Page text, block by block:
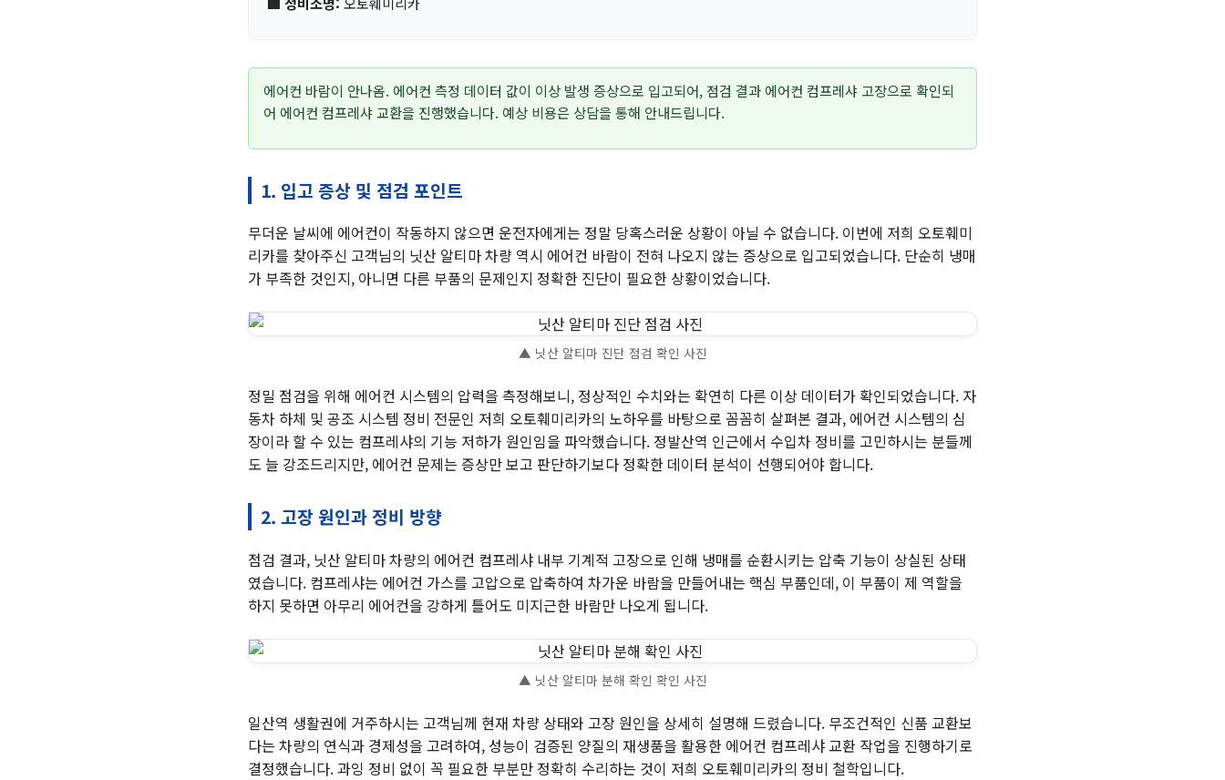
에어컨 바람이 안나옴. 에어컨 측정 데이터 값이 이상 발생 증상으로 입고되어, 점검 결과 에어컨 컴프레샤 고장으로 확인되
어 에어컨 컴프레샤 교환을 진행했습니다. 예상 비용은 상담을 통해 안내드립니다.
1. 입고 증상 및 점검 포인트
무더운 날씨에 에어컨이 작동하지 않으면 운전자에게는 정말 당혹스러운 상황이 아닐 수 없습니다. 이번에 저희 오토훼미
리카를 찾아주신 고객님의 닛산 알티마 차량 역시 에어컨 바람이 전혀 나오지 않는 증상으로 입고되었습니다. 단순히 냉매
가 부족한 것인지, 아니면 다른 부품의 문제인지 정확한 진단이 필요한 상황이었습니다.
▲ 닛산 알티마 진단 점검 확인 사진
정밀 점검을 위해 에어컨 시스템의 압력을 측정해보니, 정상적인 수치와는 확연히 다른 이상 데이터가 확인되었습니다. 자
동차 하체 및 공조 시스템 정비 전문인 저희 오토훼미리카의 노하우를 바탕으로 꼼꼼히 살펴본 결과, 에어컨 시스템의 심
장이라 할 수 있는 컴프레샤의 기능 저하가 원인임을 파악했습니다. 정발산역 인근에서 수입차 정비를 고민하시는 분들께
도 늘 강조드리지만, 에어컨 문제는 증상만 보고 판단하기보다 정확한 데이터 분석이 선행되어야 합니다.
2. 고장 원인과 정비 방향
점검 결과, 닛산 알티마 차량의 에어컨 컴프레샤 내부 기계적 고장으로 인해 냉매를 순환시키는 압축 기능이 상실된 상태
였습니다. 컴프레샤는 에어컨 가스를 고압으로 압축하여 차가운 바람을 만들어내는 핵심 부품인데, 이 부품이 제 역할을
하지 못하면 아무리 에어컨을 강하게 틀어도 미지근한 바람만 나오게 됩니다.
▲ 닛산 알티마 분해 확인 확인 사진
일산역 생활권에 거주하시는 고객님께 현재 차량 상태와 고장 원인을 상세히 설명해 드렸습니다. 무조건적인 신품 교환보
다는 차량의 연식과 경제성을 고려하여, 성능이 검증된 양질의 재생품을 활용한 에어컨 컴프레샤 교환 작업을 진행하기로
결정했습니다. 과잉 정비 없이 꼭 필요한 부분만 정확히 수리하는 것이 저희 오토훼미리카의 정비 철학입니다.